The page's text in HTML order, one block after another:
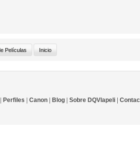
Perfiles Canon Blog Sobre DQVlapeli